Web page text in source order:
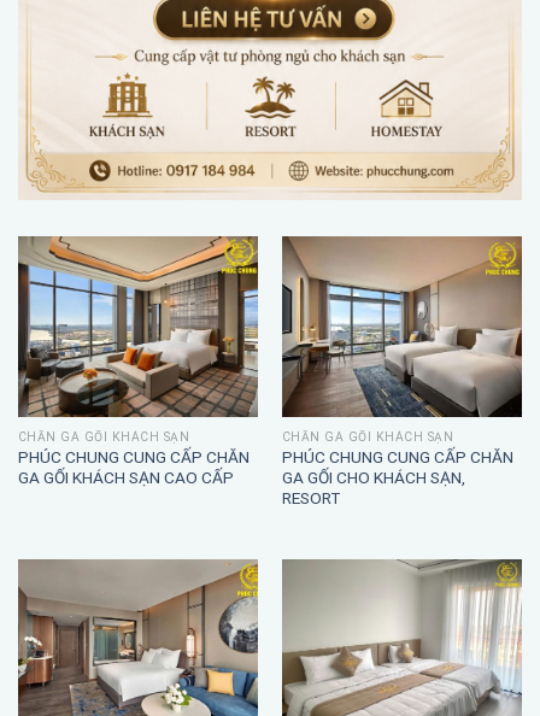
CHĂN GA GỐI KHÁCH SẠN
PHÚC CHUNG CUNG CẤP CHĂN
GA GỐI KHÁCH SẠN CAO CẤP
CHĂN GA GỐI KHÁCH SẠN
PHÚC CHUNG CUNG CẤP CHĂN
GA GỐI CHO KHÁCH SẠN,
RESORT